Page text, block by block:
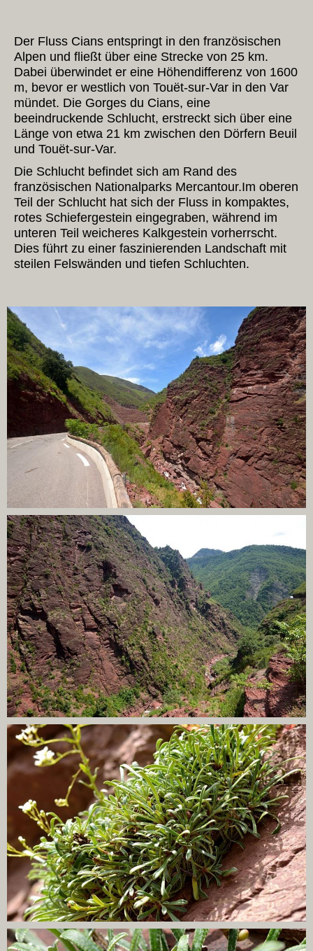
Der Fluss Cians entspringt in den französischen
Alpen und fließt über eine Strecke von 25 km.
Dabei überwindet er eine Höhendifferenz von 1600
m, bevor er westlich von Touët-sur-Var in den Var
mündet. Die Gorges du Cians, eine
beeindruckende Schlucht, erstreckt sich über eine
Länge von etwa 21 km zwischen den Dörfern Beuil
und Touët-sur-Var.
Die Schlucht befindet sich am Rand des
französischen Nationalparks Mercantour.Im oberen
Teil der Schlucht hat sich der Fluss in kompaktes,
rotes Schiefergestein eingegraben, während im
unteren Teil weicheres Kalkgestein vorherrscht.
Dies führt zu einer faszinierenden Landschaft mit
steilen Felswänden und tiefen Schluchten.